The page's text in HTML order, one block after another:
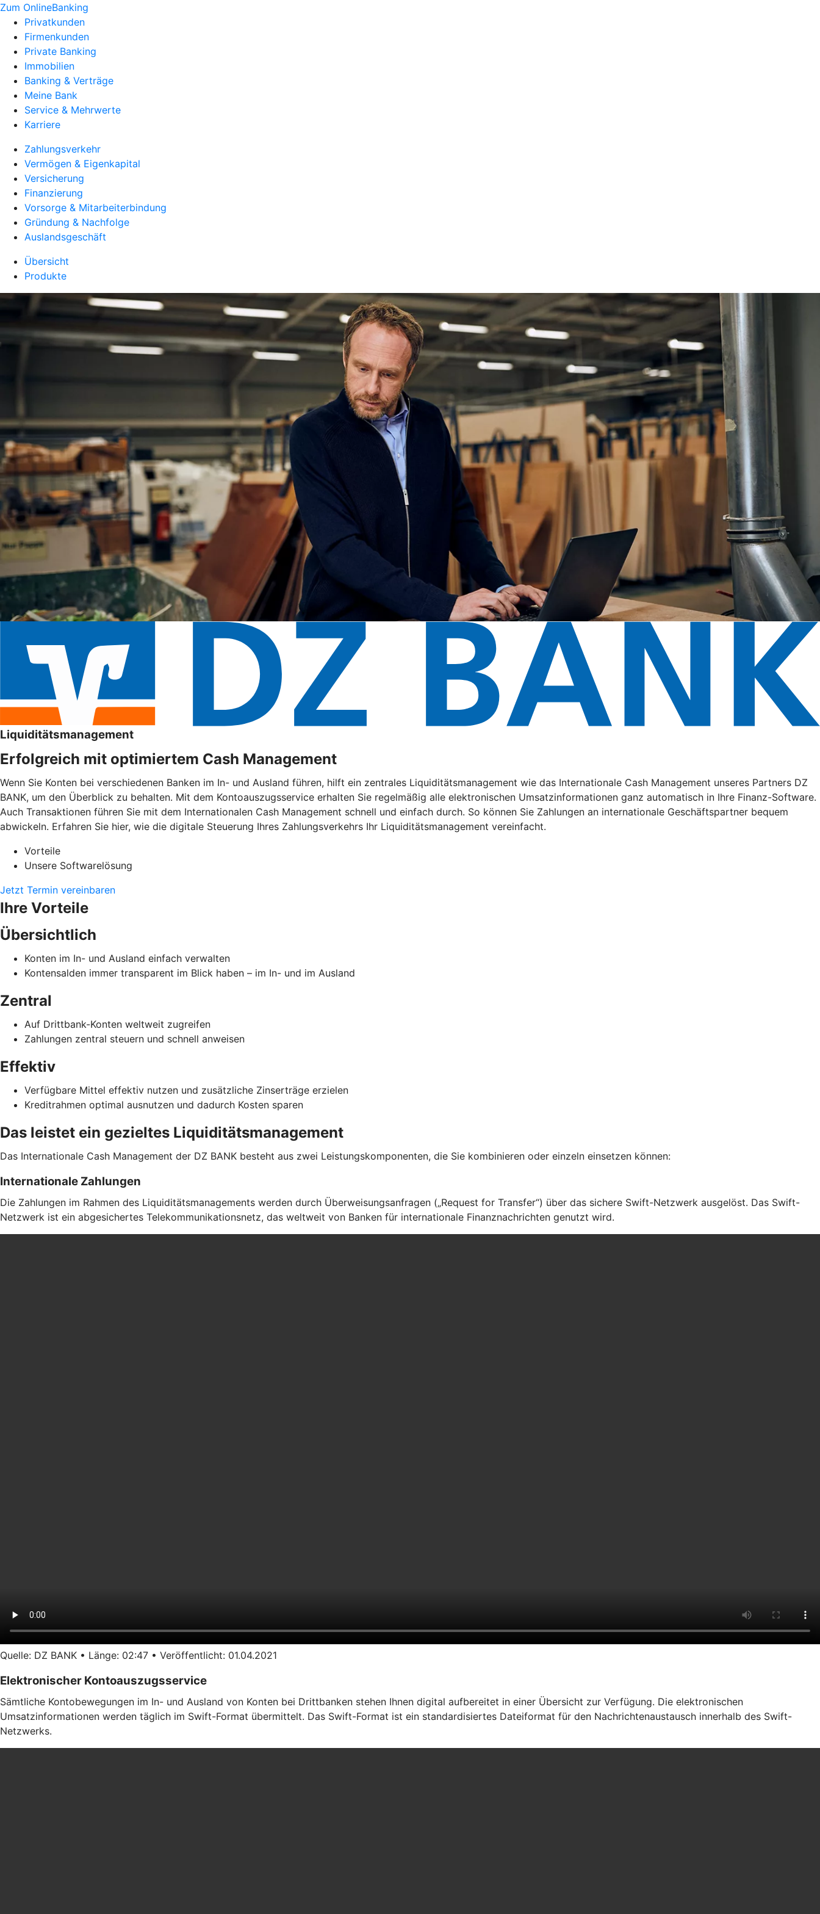
Zum OnlineBanking
Privatkunden
Firmenkunden
Private Banking
Immobilien
Banking & Verträge
Meine Bank
Service & Mehrwerte
Karriere
Zahlungsverkehr
Vermögen & Eigenkapital
Versicherung
Finanzierung
Vorsorge & Mitarbeiterbindung
Gründung & Nachfolge
Auslandsgeschäft
Übersicht
Produkte
Liquiditätsmanagement
Erfolgreich mit optimiertem Cash Management
Wenn Sie Konten bei verschiedenen Banken im In- und Ausland führen, hilft ein zentrales Liquiditätsmanagement wie das Internationale Cash Management unseres Partners DZ
BANK, um den Überblick zu behalten. Mit dem Kontoauszugsservice erhalten Sie regelmäßig alle elektronischen Umsatzinformationen ganz automatisch in Ihre Finanz-Software.
Auch Transaktionen führen Sie mit dem Internationalen Cash Management schnell und einfach durch. So können Sie Zahlungen an internationale Geschäftspartner bequem
abwickeln. Erfahren Sie hier, wie die digitale Steuerung Ihres Zahlungsverkehrs Ihr Liquiditätsmanagement vereinfacht.
Vorteile
Unsere Softwarelösung
Jetzt Termin vereinbaren
Ihre Vorteile
Übersichtlich
Konten im In- und Ausland einfach verwalten
Kontensalden immer transparent im Blick haben – im In- und im Ausland
Zentral
Auf Drittbank-Konten weltweit zugreifen
Zahlungen zentral steuern und schnell anweisen
Effektiv
Verfügbare Mittel effektiv nutzen und zusätzliche Zinserträge erzielen
Kreditrahmen optimal ausnutzen und dadurch Kosten sparen
Das leistet ein gezieltes Liquiditätsmanagement
Das Internationale Cash Management der DZ BANK besteht aus zwei Leistungskomponenten, die Sie kombinieren oder einzeln einsetzen können:
Internationale Zahlungen
Die Zahlungen im Rahmen des Liquiditätsmanagements werden durch Überweisungsanfragen („Request for Transfer“) über das sichere Swift-Netzwerk ausgelöst. Das Swift-
Netzwerk ist ein abgesichertes Telekommunikationsnetz, das weltweit von Banken für internationale Finanznachrichten genutzt wird.
Quelle: DZ BANK • Länge: 02:47 • Veröffentlicht: 01.04.2021
Elektronischer Kontoauszugsservice
Sämtliche Kontobewegungen im In- und Ausland von Konten bei Drittbanken stehen Ihnen digital aufbereitet in einer Übersicht zur Verfügung. Die elektronischen
Umsatzinformationen werden täglich im Swift-Format übermittelt. Das Swift-Format ist ein standardisiertes Dateiformat für den Nachrichtenaustausch innerhalb des Swift-
Netzwerks.